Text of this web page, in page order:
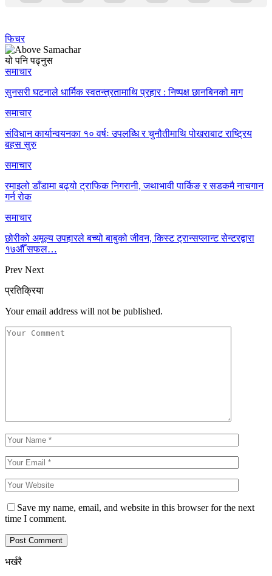
फिचर
यो पनि पढ्नुस
समाचार
सुनसरी घटनाले धार्मिक स्वतन्त्रतामाथि प्रहार : निष्पक्ष छानबिनको माग
समाचार
संविधान कार्यान्वयनका १० वर्षः उपलब्धि र चुनौतीमाथि पोखराबाट राष्ट्रिय
बहस सुरु
समाचार
रमाइलो डाँडामा बढ्यो ट्राफिक निगरानी, जथाभावी पार्किङ र सडकमै नाचगान
गर्न रोक
समाचार
छोरीको अमूल्य उपहारले बच्यो बाबुको जीवन, किस्ट ट्रान्सप्लान्ट सेन्टरद्वारा
१७औँ सफल…
Prev Next
प्रतिक्रिया
Your email address will not be published.
Save my name, email, and website in this browser for the next
time I comment.
भर्खरै